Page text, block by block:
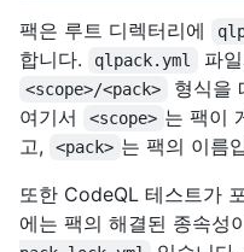
팩은 루트 디렉터리에
합니다.
qlpack.yml 파
<scope>/<pack>
형식을
여기서
<scope> 는 팩이
고,
<pack> 는 팩의 이름
또한 CodeQL 테스트가
에는 팩의 해결된 종속성